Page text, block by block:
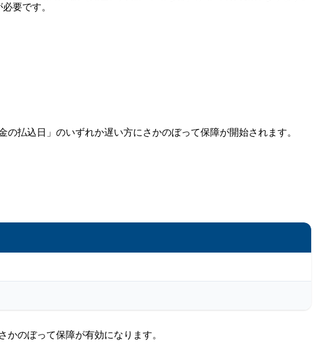
要です。
払込日」のいずれか遅い方にさかのぼって保障が開始されます。
のぼって保障が有効になります。